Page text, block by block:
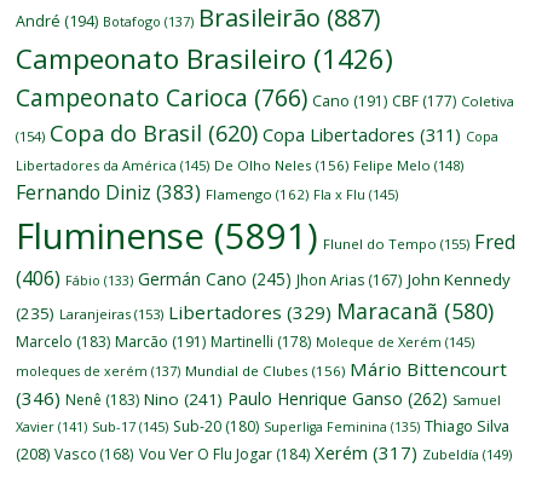
André (194) Botafogo (137) Brasileirão (887)
Campeonato Brasileiro (1426)
Campeonato Carioca (766) Cano (191) CBF (177) Coletiva
(154) Copa do Brasil (620) Copa Libertadores (311) Copa
Libertadores da América (145) De Olho Neles (156) Felipe Melo (148)
Fernando Diniz (383) Flamengo (162) Fla x Flu (145)
Fluminense (5891) Flunel do Tempo (155) Fred
(406) Fábio (133) Germán Cano (245) Jhon Arias (167) John Kennedy
(235) Laranjeiras (153) Libertadores (329) Maracanã (580)
Marcelo (183) Marcão (191) Martinelli (178) Moleque de Xerém (145)
moleques de xerém (137) Mundial de Clubes (156) Mário Bittencourt
(346) Nenê (183) Nino (241) Paulo Henrique Ganso (262) Samuel
Xavier (141) Sub-17 (145) Sub-20 (180) Superliga Feminina (135) Thiago Silva
(208) Vasco (168) Vou Ver O Flu Jogar (184) Xerém (317) Zubeldía (149)